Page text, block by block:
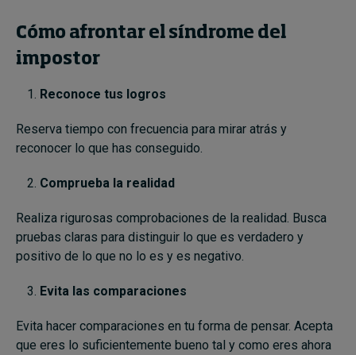
Cómo afrontar el síndrome del
impostor
Reconoce tus logros
Reserva tiempo con frecuencia para mirar atrás y
reconocer lo que has conseguido.
Comprueba la realidad
Realiza rigurosas comprobaciones de la realidad. Busca
pruebas claras para distinguir lo que es verdadero y
positivo de lo que no lo es y es negativo.
Evita las comparaciones
Evita hacer comparaciones en tu forma de pensar. Acepta
que eres lo suficientemente bueno tal y como eres ahora